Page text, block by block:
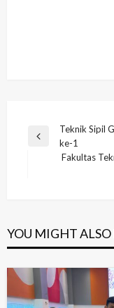
Post
navigation
Previous
Teknik Sipil
ke-1
Fakultas
YOU MIGHT ALSO